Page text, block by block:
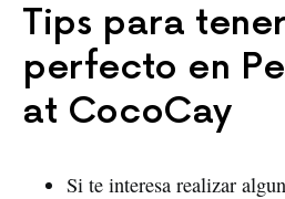
Tips para
perfecto en
at CocoCay
Si te interesa realizar